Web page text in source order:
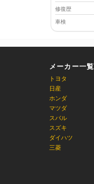
修復歴
車検
メーカー一覧
トヨタ
日産
ホンダ
マツダ
スバル
スズキ
ダイハツ
三菱